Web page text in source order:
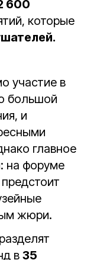
600
которые
участие в
большой
и
главное
на форуме
жюри.
в 35